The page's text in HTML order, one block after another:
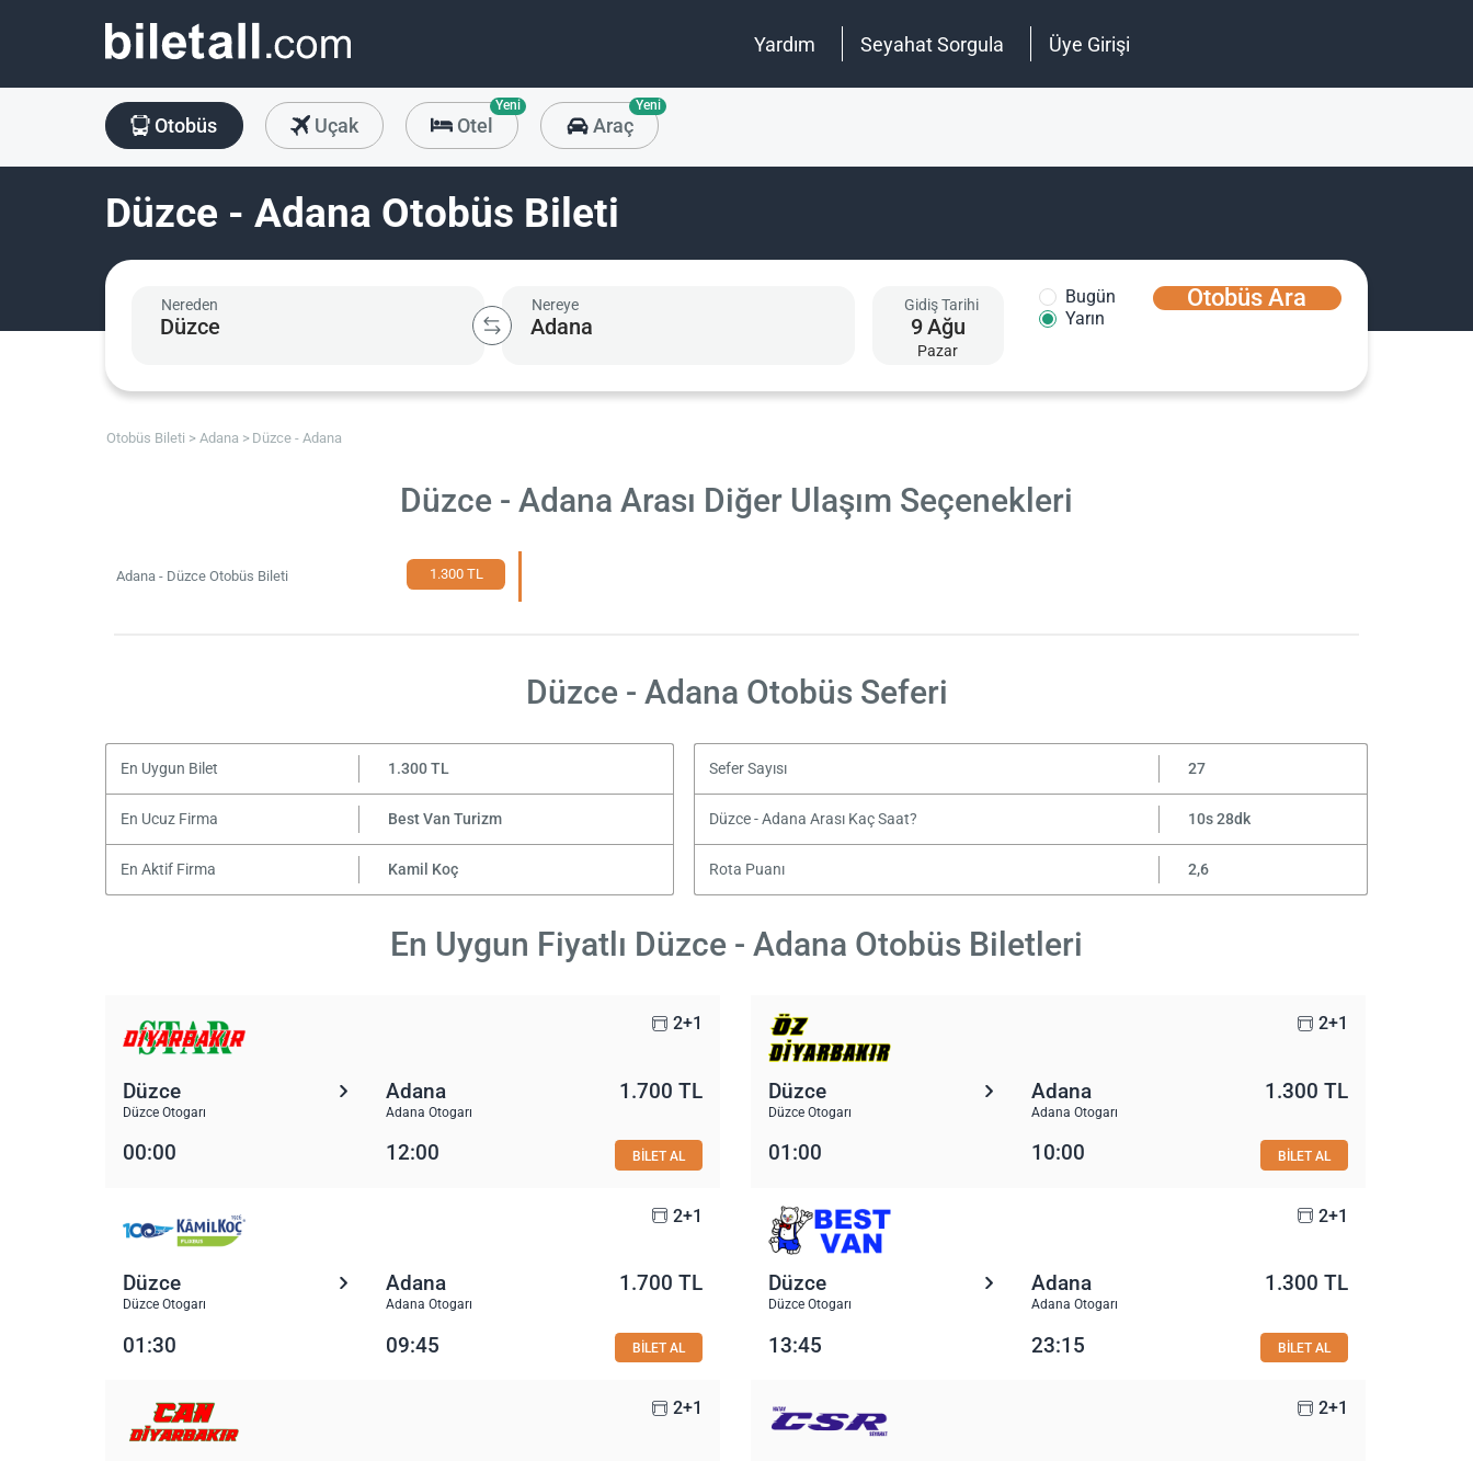
Yardım Seyahat Sorgula Üye Girişi
Otobüs Uçak Otel
Yeni
Araç
Yeni
Düzce - Adana Otobüs Bileti
Nereden Nereye Gidiş Tarihi
9Ağu
Pazar
Bugün
Yarın
Otobüs Ara
Otobüs Bileti Adana Düzce - Adana
Düzce - Adana Arası Diğer Ulaşım Seçenekleri
Adana - Düzce Otobüs Bileti 1.300 TL
Düzce - Adana Otobüs Seferi
En Uygun Bilet 1.300 TL Sefer Sayısı 27
En Ucuz Firma Best Van Turizm Düzce - Adana Arası Kaç Saat? 10s 28dk
En Aktif Firma Kamil Koç Rota Puanı 2,6
En Uygun Fiyatlı Düzce - Adana Otobüs Biletleri
2+1
Düzce
Düzce Otogarı
Adana
Adana Otogarı
1.700 TL
00:00 12:00 BİLET AL
2+1
Düzce
Düzce Otogarı
Adana
Adana Otogarı
1.300 TL
01:00 10:00 BİLET AL
2+1
Düzce
Düzce Otogarı
Adana
Adana Otogarı
1.700 TL
01:30 09:45 BİLET AL
2+1
Düzce
Düzce Otogarı
Adana
Adana Otogarı
1.300 TL
13:45 23:15 BİLET AL
2+1 2+1